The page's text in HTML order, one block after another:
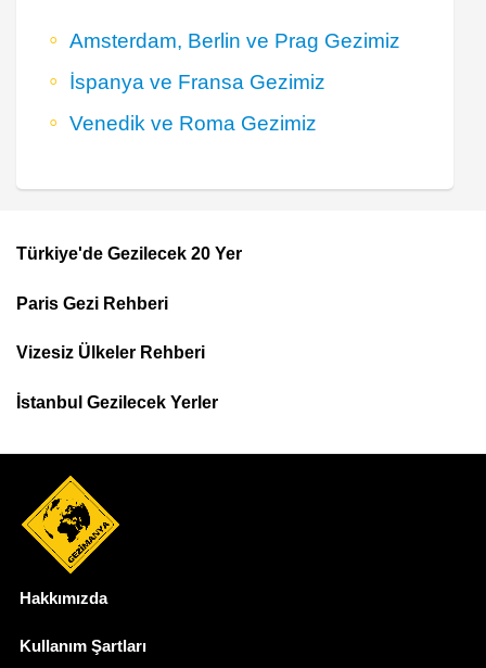
Amsterdam, Berlin ve Prag Gezimiz
İspanya ve Fransa Gezimiz
Venedik ve Roma Gezimiz
Footer
Top
Menu
Türkiye'de Gezilecek 20 Yer
Paris Gezi Rehberi
Vizesiz Ülkeler Rehberi
İstanbul Gezilecek Yerler
Hakkımızda
Kullanım Şartları